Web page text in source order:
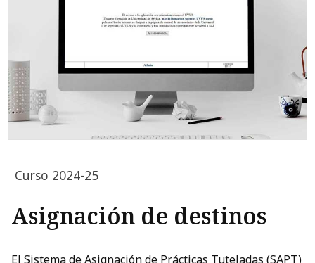
Curso 2024-25
Asignación de destinos
El Sistema de Asignación de Prácticas Tuteladas (SAPT)